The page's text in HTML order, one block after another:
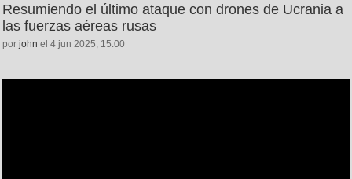
Resumiendo el último ataque con drones de Ucrania a
las fuerzas aéreas rusas
por john el 4 jun 2025, 15:00